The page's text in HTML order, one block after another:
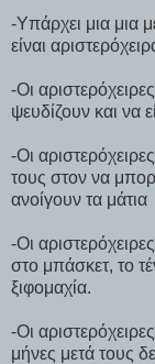
-Υπάρχει μια μια
είναι
-Οι
ψευδίζουν και να
-Οι
τους στον να
ανοίγουν τα μάτια
-Οι
στο μπάσκετ, το
ξιφομαχία.
-Οι
μήνες μετά τους